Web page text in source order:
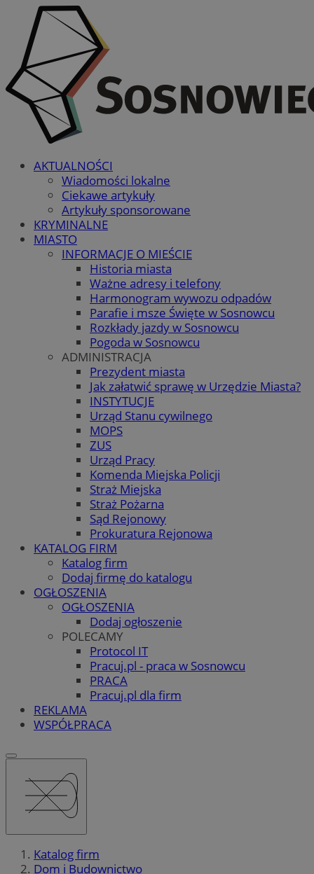
AKTUALNOŚCI
Wiadomości lokalne
Ciekawe artykuły
Artykuły sponsorowane
KRYMINALNE
MIASTO
INFORMACJE O MIEŚCIE
Historia miasta
Ważne adresy i telefony
Harmonogram wywozu odpadów
Parafie i msze Święte w Sosnowcu
Rozkłady jazdy w Sosnowcu
Pogoda w Sosnowcu
ADMINISTRACJA
Prezydent miasta
Jak załatwić sprawę w Urzędzie Miasta?
INSTYTUCJE
Urząd Stanu cywilnego
MOPS
ZUS
Urząd Pracy
Komenda Miejska Policji
Straż Miejska
Straż Pożarna
Sąd Rejonowy
Prokuratura Rejonowa
KATALOG FIRM
Katalog firm
Dodaj firmę do katalogu
OGŁOSZENIA
OGŁOSZENIA
Dodaj ogłoszenie
POLECAMY
Protocol IT
Pracuj.pl - praca w Sosnowcu
PRACA
Pracuj.pl dla firm
REKLAMA
WSPÓŁPRACA
Katalog firm
Dom i Budownictwo